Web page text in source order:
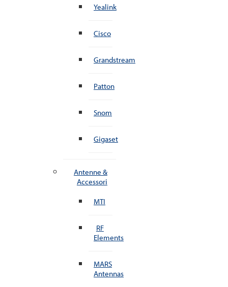
Yealink
Cisco
Grandstream
Patton
Snom
Gigaset
Antenne &
Accessori
MTI
RF
Elements
MARS
Antennas